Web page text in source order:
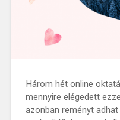
Három hét online
mennyire elégedett
azonban reményt adhat